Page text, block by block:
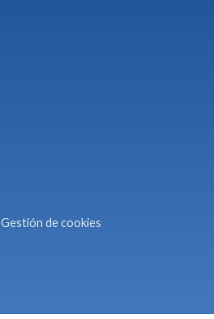
Gestión de cookies